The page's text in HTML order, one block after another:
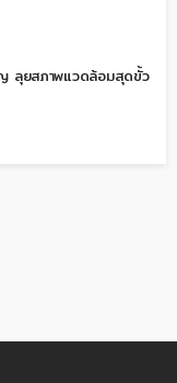
ลุยสภาพแวดล้อมสุดขั้ว